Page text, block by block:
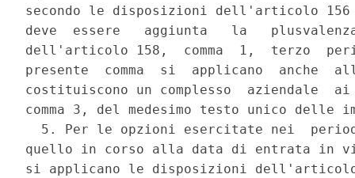
secondo le disposizioni dell'articolo 156
deve  essere   aggiunta   la
dell'articolo 158,  comma  1,  terzo
presente  comma  si  applicano  anche
costituiscono un complesso  aziendale
comma 3, del medesimo testo unico
5. Per le opzioni esercitate nei
quello in corso alla data di entrata in
si applicano le disposizioni